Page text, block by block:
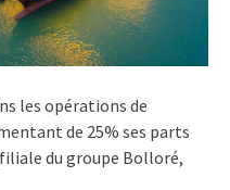
les opérations de
de 25% ses parts
du groupe Bolloré,